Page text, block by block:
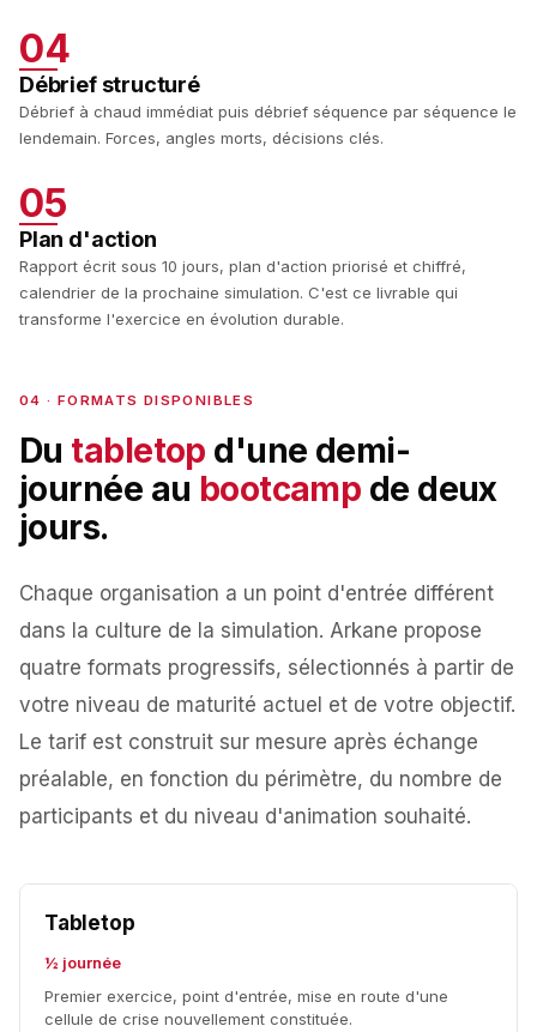
04
Débrief structuré
Débrief à chaud immédiat puis débrief séquence par séquence le
lendemain. Forces, angles morts, décisions clés.
05
Plan d'action
Rapport écrit sous 10 jours, plan d'action priorisé et chiffré,
calendrier de la prochaine simulation. C'est ce livrable qui
transforme l'exercice en évolution durable.
04 · FORMATS DISPONIBLES
Du tabletop d'une demi-
journée au bootcamp de deux
jours.
Chaque organisation a un point d'entrée différent
dans la culture de la simulation. Arkane propose
quatre formats progressifs, sélectionnés à partir de
votre niveau de maturité actuel et de votre objectif.
Le tarif est construit sur mesure après échange
préalable, en fonction du périmètre, du nombre de
participants et du niveau d'animation souhaité.
Tabletop
½ journée
Premier exercice, point d'entrée, mise en route d'une
cellule de crise nouvellement constituée.